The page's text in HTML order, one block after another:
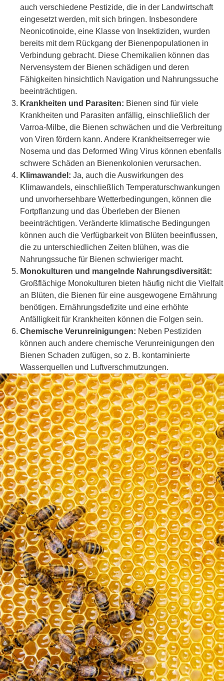
auch verschiedene Pestizide, die in der Landwirtschaft
eingesetzt werden, mit sich bringen. Insbesondere
Neonicotinoide, eine Klasse von Insektiziden, wurden
bereits mit dem Rückgang der Bienenpopulationen in
Verbindung gebracht. Diese Chemikalien können das
Nervensystem der Bienen schädigen und deren
Fähigkeiten hinsichtlich Navigation und Nahrungssuche
beeinträchtigen.
Krankheiten und Parasiten: Bienen sind für viele
Krankheiten und Parasiten anfällig, einschließlich der
Varroa-Milbe, die Bienen schwächen und die Verbreitung
von Viren fördern kann. Andere Krankheitserreger wie
Nosema und das Deformed Wing Virus können ebenfalls
schwere Schäden an Bienenkolonien verursachen.
Klimawandel: Ja, auch die Auswirkungen des
Klimawandels, einschließlich Temperaturschwankungen
und unvorhersehbare Wetterbedingungen, können die
Fortpflanzung und das Überleben der Bienen
beeinträchtigen. Veränderte klimatische Bedingungen
können auch die Verfügbarkeit von Blüten beeinflussen,
die zu unterschiedlichen Zeiten blühen, was die
Nahrungssuche für Bienen schwieriger macht.
Monokulturen und mangelnde Nahrungsdiversität:
Großflächige Monokulturen bieten häufig nicht die Vielfalt
an Blüten, die Bienen für eine ausgewogene Ernährung
benötigen. Ernährungsdefizite und eine erhöhte
Anfälligkeit für Krankheiten können die Folgen sein.
Chemische Verunreinigungen: Neben Pestiziden
können auch andere chemische Verunreinigungen den
Bienen Schaden zufügen, so z. B. kontaminierte
Wasserquellen und Luftverschmutzungen.